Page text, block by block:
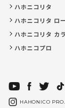
ハホニコリタ
ハホニコリタ ロ
ハホニコリタ カ
ハホニコプロ
HAHONICO PRO.